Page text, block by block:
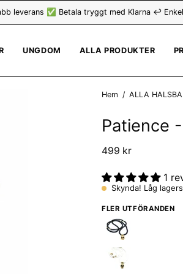
leverans ✅ Betala tryggt med Klarna ↩️
UNGDOM ALLA PRODUKTER
Hem / ALLA
Patience
499 kr
1
Skynda! Låg
FLER UTFÖRANDEN